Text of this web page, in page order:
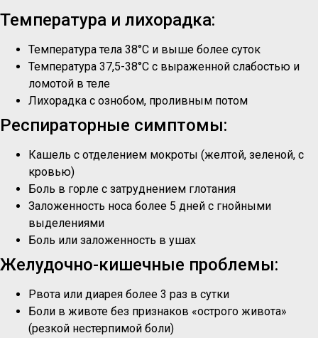
Температура и лихорадка:
Температура тела 38°C и выше более суток
Температура 37,5-38°C с выраженной слабостью и
ломотой в теле
Лихорадка с ознобом, проливным потом
Респираторные симптомы:
Кашель с отделением мокроты (желтой, зеленой, с
кровью)
Боль в горле с затруднением глотания
Заложенность носа более 5 дней с гнойными
выделениями
Боль или заложенность в ушах
Желудочно-кишечные проблемы:
Рвота или диарея более 3 раз в сутки
Боли в животе без признаков «острого живота»
(резкой нестерпимой боли)